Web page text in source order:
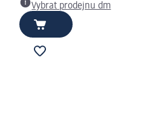
Vybrat prodejnu dm